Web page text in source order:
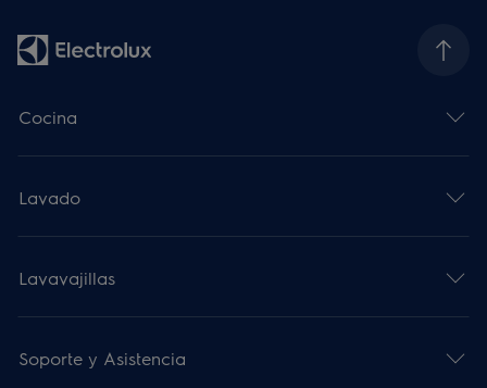
Cocina
Lavado
Lavavajillas
Soporte y Asistencia